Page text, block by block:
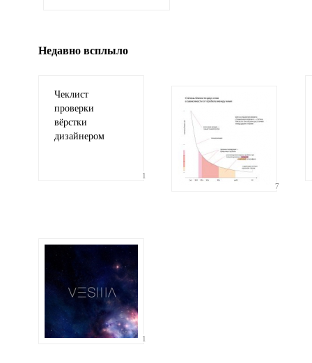
Недавно всплыло
Чеклист
проверки
вёрстки
дизайнером
1
7
1